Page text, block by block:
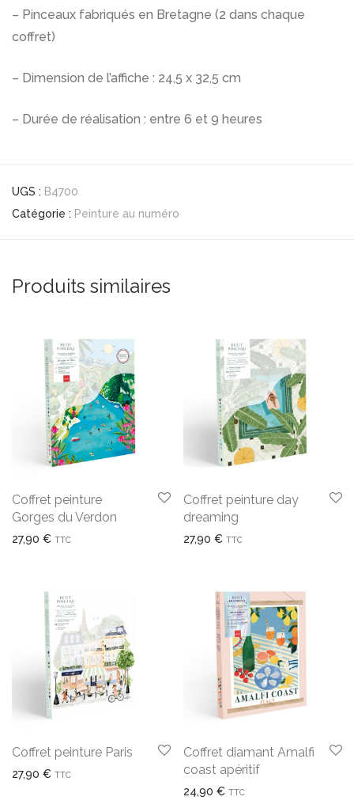
– Pinceaux fabriqués en Bretagne (2 dans chaque
coffret)
– Dimension de l’affiche : 24,5 x 32,5 cm
– Durée de réalisation : entre 6 et 9 heures
UGS : B4700
Catégorie : Peinture au numéro
Produits similaires
Coffret peinture
Gorges du Verdon
27,90 € TTC
Coffret peinture day
dreaming
27,90 € TTC
Coffret peinture Paris
27,90 € TTC
Coffret diamant Amalfi
coast apéritif
24,90 € TTC